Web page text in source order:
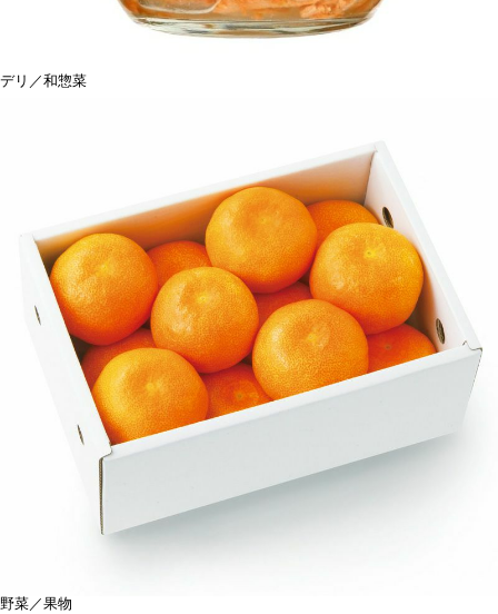
デリ／和惣菜
野菜／果物